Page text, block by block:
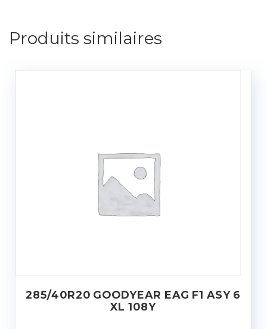
Produits similaires
285/40R20 GOODYEAR EAG F1 ASY 6
XL 108Y